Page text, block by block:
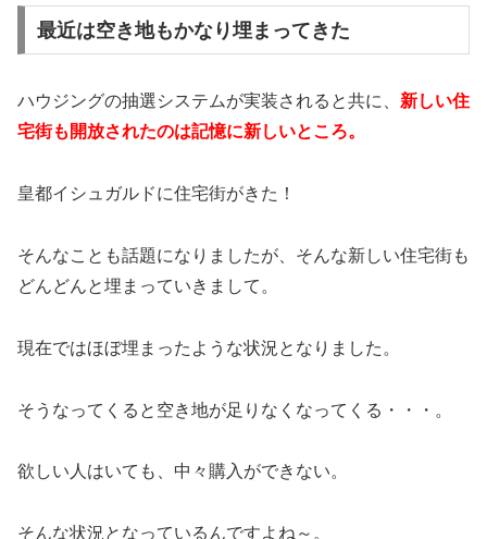
最近は空き地もかなり埋まってきた
ハウジングの抽選システムが実装されると共に、 新しい住
宅街も開放されたのは記憶に新しいところ。
皇都イシュガルドに住宅街がきた！
そんなことも話題になりましたが、そんな新しい住宅街も
どんどんと埋まっていきまして。
現在ではほぼ埋まったような状況となりました。
そうなってくると空き地が足りなくなってくる・・・。
欲しい人はいても、中々購入ができない。
そんな状況となっているんですよね～。